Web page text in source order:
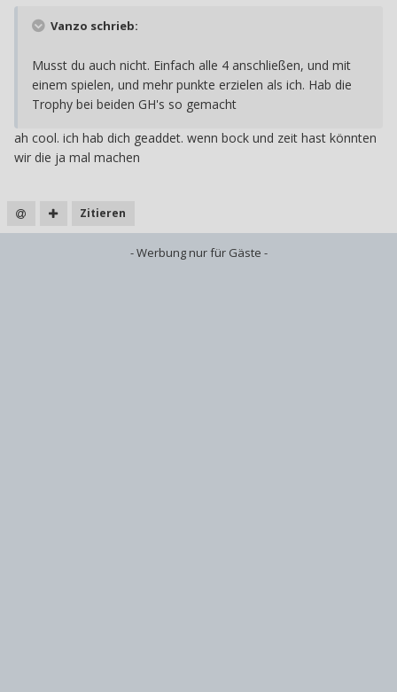
Vanzo schrieb:
Musst du auch nicht. Einfach alle 4 anschließen, und mit
einem spielen, und mehr punkte erzielen als ich. Hab die
Trophy bei beiden GH's so gemacht
ah cool. ich hab dich geaddet. wenn bock und zeit hast könnten
wir die ja mal machen
Zitieren
- Werbung nur für Gäste -